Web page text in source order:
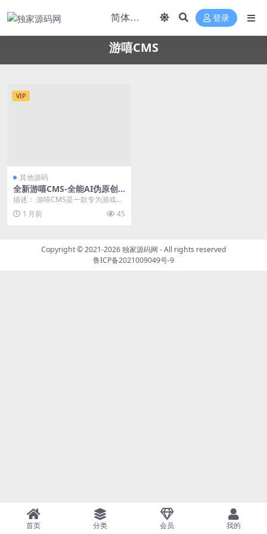
登录
游嘻CMS
VIP
其他源码
全新游嘻CMS-全能AI伪原创
全网采集游戏下载站-一周权
描述： 游嘻CMS是一款专为游戏资
源分享领域打造的开源内容管理系
统，开箱即用、一...
1 月前 45
Copyright © 2021-2026独家源码网 - All rights reserved
鲁ICP备2021009049号-9
首页 分类 会员 我的